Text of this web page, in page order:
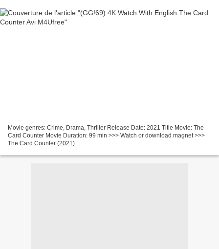
Movie genres: Crime, Drama, Thriller Release Date: 2021 Title Movie: The
Card Counter Movie Duration: 99 min >>> Watch or download magnet >>>
The Card Counter (2021)
Actors: Oscar Isaac, Tiffany Haddish, Tye Sheridan...